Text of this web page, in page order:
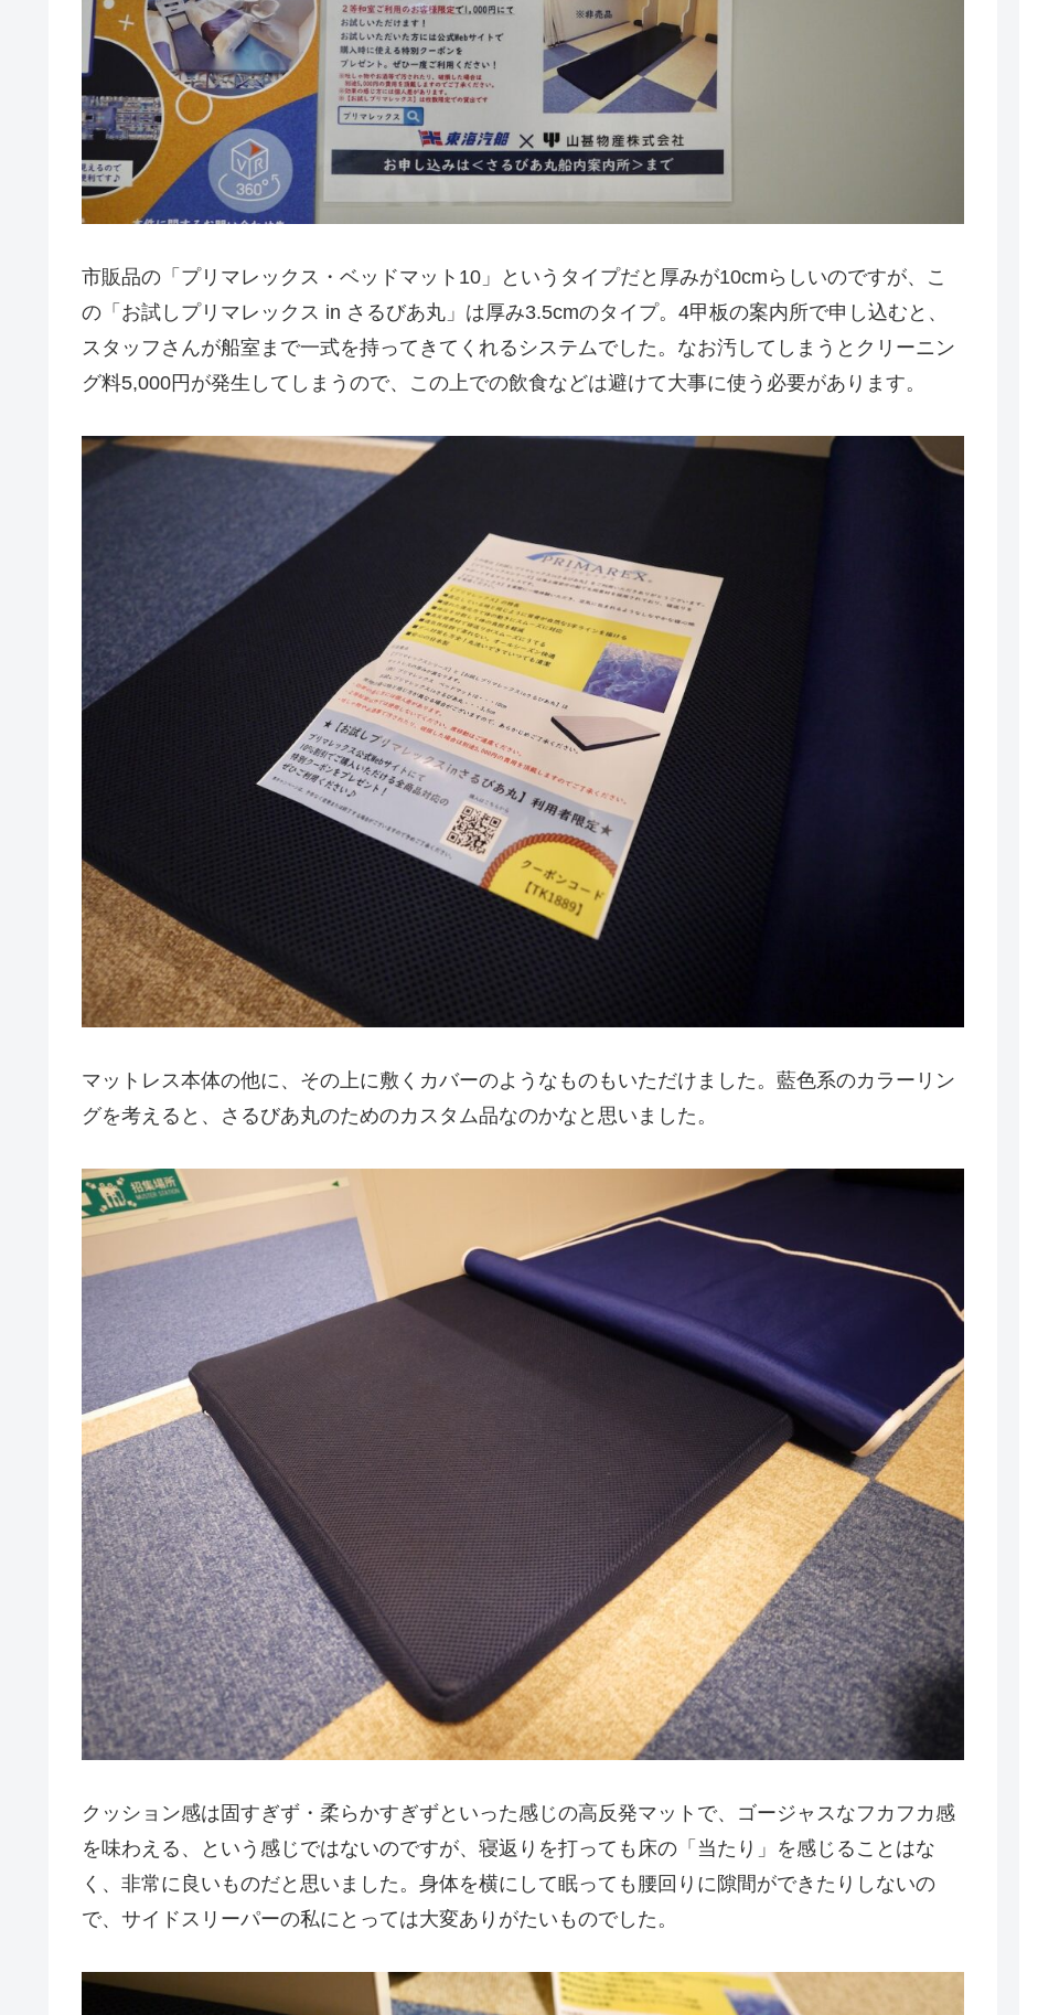
市販品の「プリマレックス・ベッドマット10」というタイプだと厚みが10cmらしいのですが、こ
の「お試しプリマレックス in さるびあ丸」は厚み3.5cmのタイプ。4甲板の案内所で申し込むと、
スタッフさんが船室まで一式を持ってきてくれるシステムでした。なお汚してしまうとクリーニン
グ料5,000円が発生してしまうので、この上での飲食などは避けて大事に使う必要があります。
マットレス本体の他に、その上に敷くカバーのようなものもいただけました。藍色系のカラーリン
グを考えると、さるびあ丸のためのカスタム品なのかなと思いました。
クッション感は固すぎず・柔らかすぎずといった感じの高反発マットで、ゴージャスなフカフカ感
を味わえる、という感じではないのですが、寝返りを打っても床の「当たり」を感じることはな
く、非常に良いものだと思いました。身体を横にして眠っても腰回りに隙間ができたりしないの
で、サイドスリーパーの私にとっては大変ありがたいものでした。